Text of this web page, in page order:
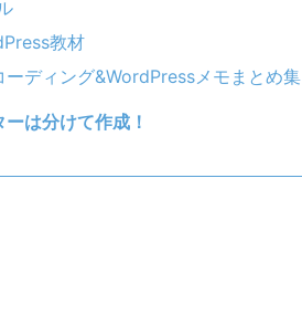
教材
ディング&WordPressメモまとめ集
は分けて作成！